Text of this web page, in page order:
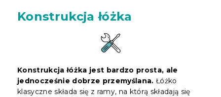
Konstrukcja łóżka
Konstrukcja łóżka jest bardzo prosta, ale
jednocześnie dobrze przemyślana. Łóżko
klasyczne składa się z ramy, na którą składają się